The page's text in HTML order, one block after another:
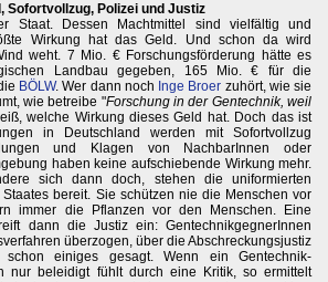
Sofortvollzug, Polizei und Justiz
Staat. Dessen Machtmittel sind vielfältig und
Wirkung hat das Geld. Und schon da wird
weht. 7 Mio. € Forschungsförderung hätte es
Landbau gegeben, 165 Mio. € für die
BÖLW. Wer dann noch Inge Broer zuhört, wie sie
wie betreibe "Forschung in der Gentechnik, weil
welche Wirkung dieses Geld hat. Doch das ist
in Deutschland werden mit Sofortvollzug
und Klagen von NachbarInnen oder
haben keine aufschiebende Wirkung mehr.
sich dann doch, stehen die uniformierten
bereit. Sie schützen nie die Menschen vor
immer die Pflanzen vor den Menschen. Eine
dann die Justiz ein: GentechnikgegnerInnen
überzogen, über die Abschreckungsjustiz
einiges gesagt. Wenn ein Gentechnik-
nur beleidigt fühlt durch eine Kritik, so ermittelt